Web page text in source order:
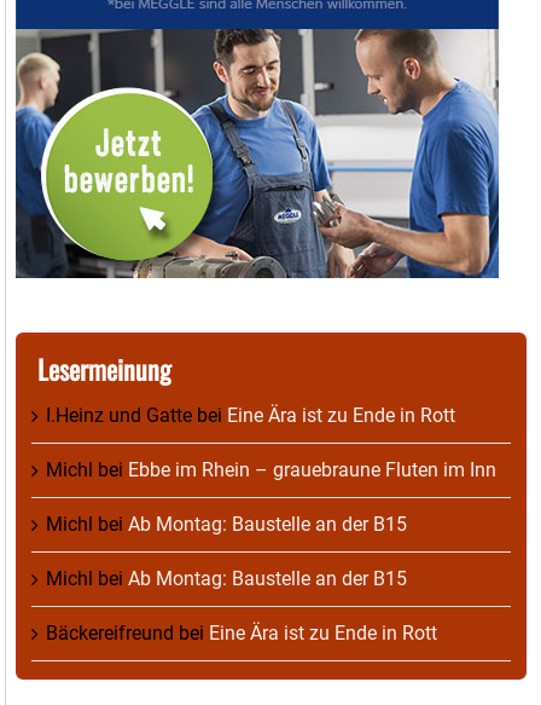
Lesermeinung
I.Heinz und Gatte bei Eine Ära ist zu Ende in Rott
Michl bei Ebbe im Rhein – grauebraune Fluten im Inn
Michl bei Ab Montag: Baustelle an der B15
Michl bei Ab Montag: Baustelle an der B15
Bäckereifreund bei Eine Ära ist zu Ende in Rott